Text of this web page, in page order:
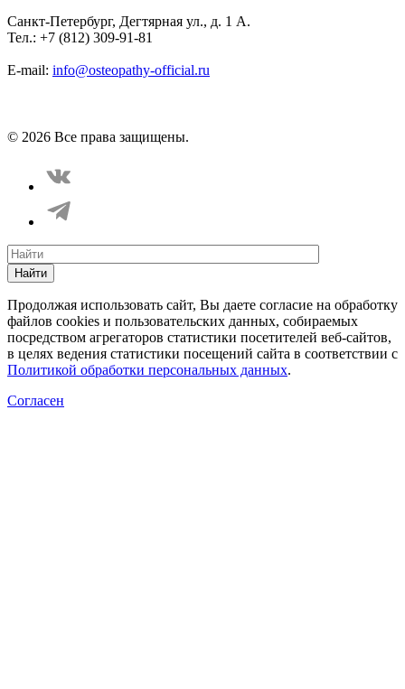
Санкт-Петербург, Дегтярная ул., д. 1 А.
Тел.: +7 (812) 309-91-81
E-mail: info@osteopathy-official.ru
© 2026 Все права защищены.
Найти
Продолжая использовать сайт, Вы даете согласие на обработку
файлов cookies и пользовательских данных, собираемых
посредством агрегаторов статистики посетителей веб-сайтов,
в целях ведения статистики посещений сайта в соответствии с
Политикой обработки персональных данных.
Согласен